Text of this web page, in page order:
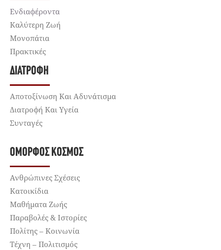
Ενδιαφέροντα
Καλύτερη Ζωή
Μονοπάτια
Πρακτικές
ΔΙΑΤΡΟΦΉ
Αποτοξίνωση Και Αδυνάτισμα
Διατροφή Και Υγεία
Συνταγές
ΌΜΟΡΦΟΣ ΚΌΣΜΟΣ
Ανθρώπινες Σχέσεις
Κατοικίδια
Μαθήματα Ζωής
Παραβολές & Ιστορίες
Πολίτης – Κοινωνία
Τέχνη – Πολιτισμός